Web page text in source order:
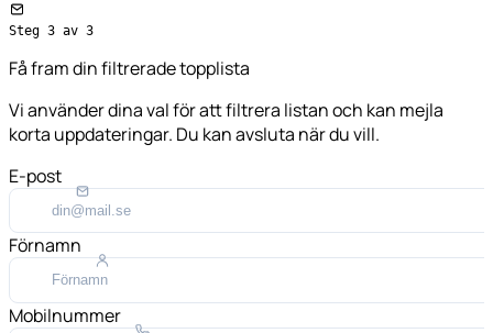
Steg 3 av 3
Få fram din filtrerade topplista
Vi använder dina val för att filtrera listan och kan mejla
korta uppdateringar. Du kan avsluta när du vill.
E-post
Förnamn
Mobilnummer